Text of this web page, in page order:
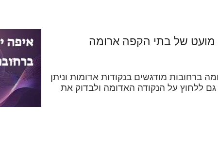
מועט של בתי הקפה ארומה
מודגשים בנקודות אדומות וניתן
גם ללחוץ על הנקודה האדומה ולבדוק את